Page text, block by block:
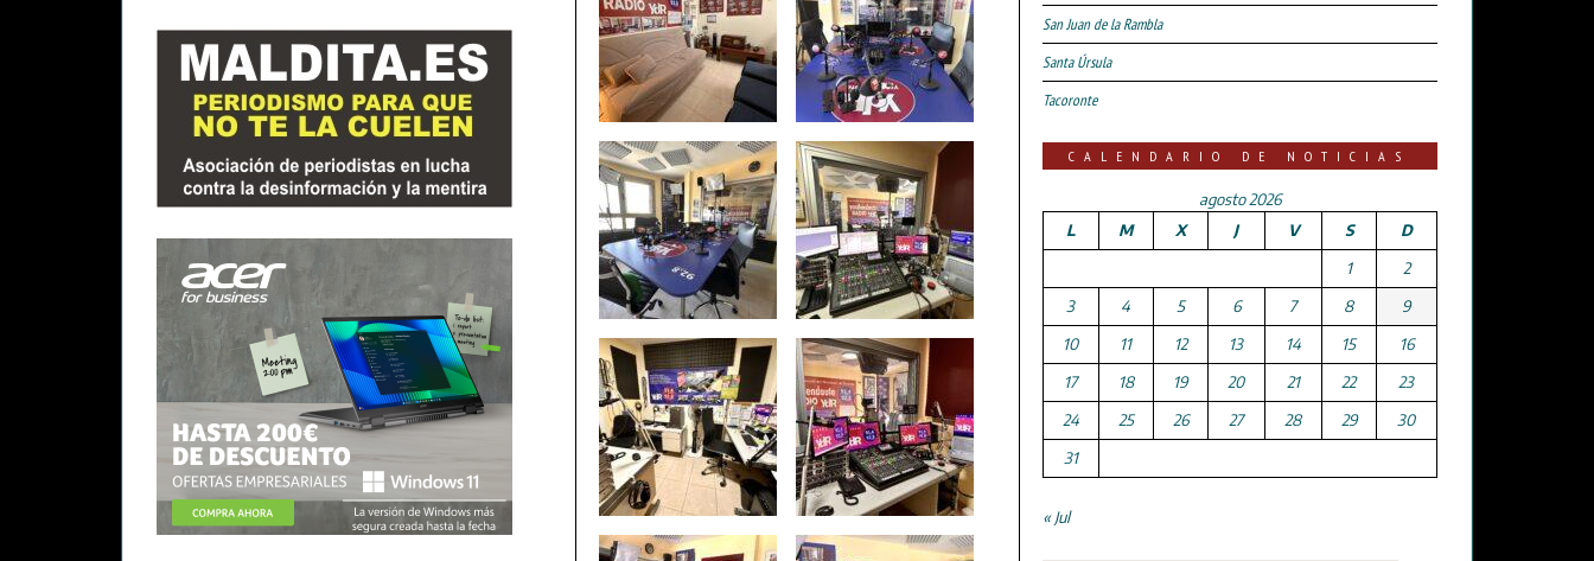
San Juan de la Rambla
Santa Úrsula
Tacoronte
CALENDARIO DE NOTICIAS
agosto 2026
L
M X J V S
D
1
2
3
4 5 6 7 8
9
10
11 12 13 14 15
16
17
18 19 20 21 22
23
24
25 26 27 28 29
30
31
« Jul